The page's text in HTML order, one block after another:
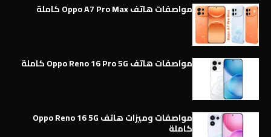
مواصفات هاتف Oppo A7 Pro Max كاملة
مواصفات هاتف Oppo Reno 16 Pro 5G كاملة
مواصفات وميزات هاتف Oppo Reno 16 5G
كاملة